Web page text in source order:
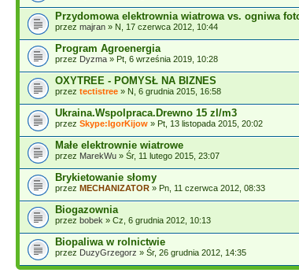
Przydomowa elektrownia wiatrowa vs. ogniwa
przez majran » N, 17 czerwca 2012, 10:44
Program Agroenergia
przez Dyzma » Pt, 6 września 2019, 10:28
OXYTREE - POMYSŁ NA BIZNES
przez tectistree » N, 6 grudnia 2015, 16:58
Ukraina.Wspolpraca.Drewno 15 zl/m3
przez Skype:IgorKijow » Pt, 13 listopada 2015, 20:02
Małe elektrownie wiatrowe
przez MarekWu » Śr, 11 lutego 2015, 23:07
Brykietowanie słomy
przez MECHANIZATOR » Pn, 11 czerwca 2012, 08:33
Biogazownia
przez bobek » Cz, 6 grudnia 2012, 10:13
Biopaliwa w rolnictwie
przez DuzyGrzegorz » Śr, 26 grudnia 2012, 14:35